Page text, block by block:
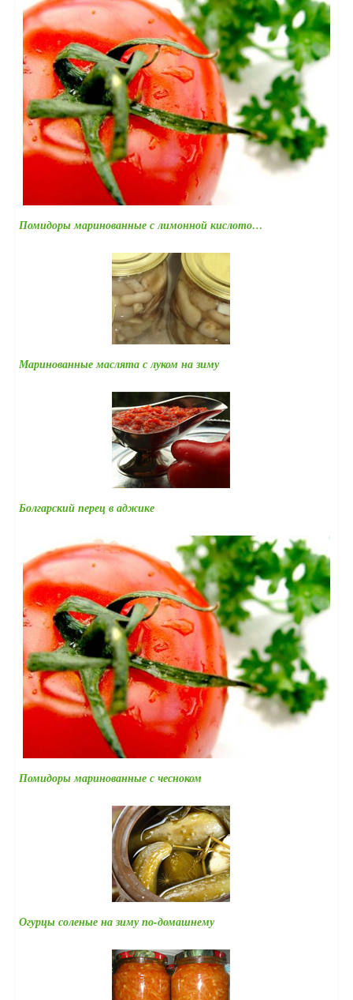
Помидоры маринованные с лимонной кислото…
Маринованные маслята с луком на зиму
Болгарский перец в аджике
Помидоры маринованные с чесноком
Огурцы соленые на зиму по-домашнему